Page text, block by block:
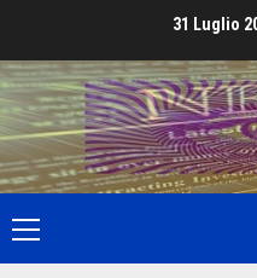
content
31 Luglio
Primary
Menu